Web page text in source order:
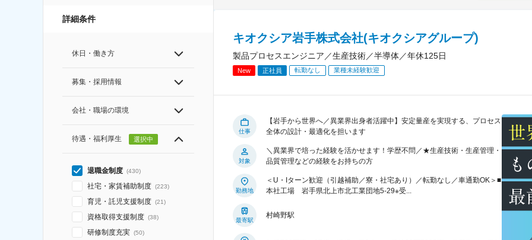
詳細条件
休日・働き方
募集・採用情報
会社・職場の環境
待遇・福利厚生 選択中
退職金制度 (430)
社宅・家賃補助制度 (223)
育児・託児支援制度 (21)
資格取得支援制度 (38)
研修制度充実 (50)
キオクシア岩手株式会社(キオクシアグループ)
製品プロセスエンジニア／生産技術／半導体／年休125日
New 正社員 転勤なし 業種未経験歓迎
仕事
【岩手から世界へ／異業界出身者活躍中】安定量産を実現する、プロセス
全体の設計・最適化を担います
対象
＼異業界で培った経験を活かせます！学歴不問／★生産技術・生産管理・
品質管理などの経験をお持ちの方
勤務地
＜U・Iターン歓迎（引越補助／寮・社宅あり）／転勤なし／車通勤OK＞■
本社工場 岩手県北上市北工業団地5-29※受...
最寄駅
村崎野駅